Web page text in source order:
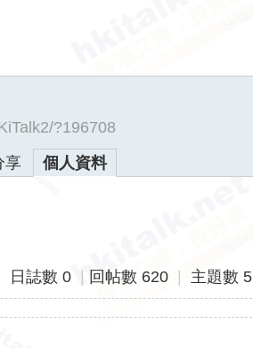
?196708
享 個人資料
日誌數 0 回帖數 620 主題數 5